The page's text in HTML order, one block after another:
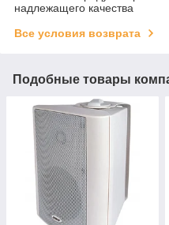
надлежащего качества
Все условия возврата
Подобные товары